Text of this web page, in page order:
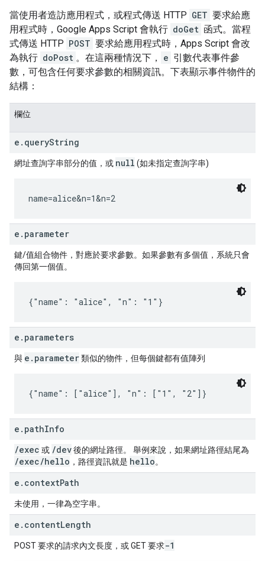
當使用者造訪應用程式，或程式傳送 HTTP GET 要求給應
用程式時，Google Apps Script 會執行 doGet 函式。當程
式傳送 HTTP POST 要求給應用程式時，Apps Script 會改
為執行 doPost 。在這兩種情況下， e 引數代表事件參
數，可包含任何要求參數的相關資訊。下表顯示事件物件的
結構：
欄位
e.queryString
網址查詢字串部分的值，或 null (如未指定查詢字串)
name=alice&n=1&n=2
e.parameter
鍵/值組合物件，對應於要求參數。如果參數有多個值，系統只會
傳回第一個值。
{"name": "alice", "n": "1"}
e.parameters
與 e.parameter類似的物件，但每個鍵都有值陣列
{"name": ["alice"], "n": ["1", "2"]}
e.pathInfo
/exec 或 /dev後的網址路徑。 舉例來說，如果網址路徑結尾為
/exec/hello ，路徑資訊就是 hello。
e.contextPath
未使用，一律為空字串。
e.contentLength
POST 要求的請求內文長度，或 GET 要求-1